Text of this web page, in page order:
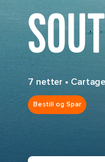
7 netter •
Bestill og Spar